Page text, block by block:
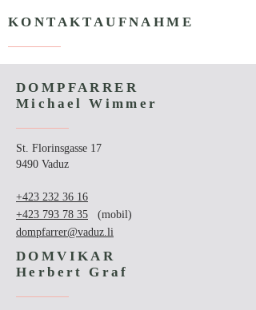
KONTAKTAUFNAHME
DOMPFARRER
Michael Wimmer
St. Florinsgasse 17
9490 Vaduz
+423 232 36 16
+423 793 78 35 (mobil)
dompfarrer@vaduz.li
DOMVIKAR
Herbert Graf